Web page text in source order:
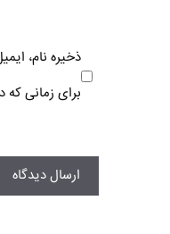
ذخیره نام،
برای زمانی